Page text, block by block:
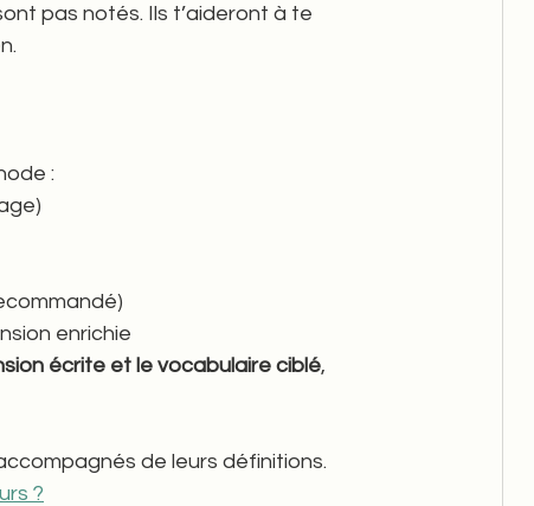
pas notés. Ils t’aideront à te
:
enrichie
écrite et le vocabulaire ciblé,
de leurs définitions.
?